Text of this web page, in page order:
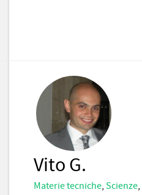
Vito G.
Materie tecniche, Scienze,